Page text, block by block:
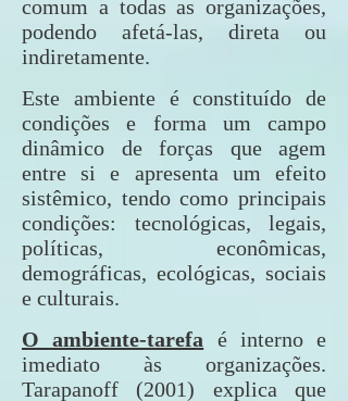
comum a todas as organizações,
podendo afetá-las, direta ou
indiretamente.
Este ambiente é constituído de
condições e forma um campo
dinâmico de forças que agem
entre si e apresenta um efeito
sistêmico, tendo como principais
condições: tecnológicas, legais,
políticas, econômicas,
demográficas, ecológicas, sociais
e culturais.
O ambiente-tarefa é interno e
imediato às organizações.
Tarapanoff (2001) explica que